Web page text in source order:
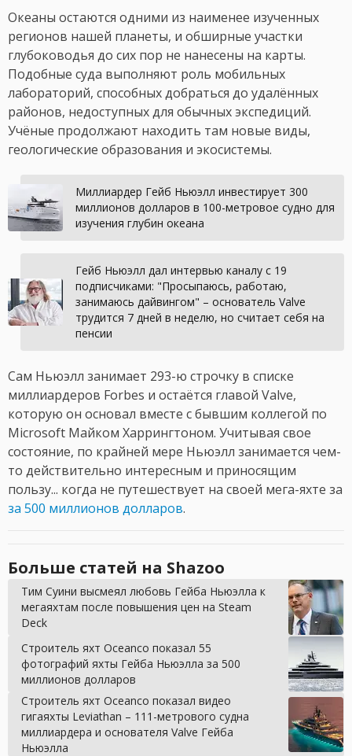
Океаны остаются одними из наименее изученных
регионов нашей планеты, и обширные участки
глубоководья до сих пор не нанесены на карты.
Подобные суда выполняют роль мобильных
лабораторий, способных добраться до удалённых
районов, недоступных для обычных экспедиций.
Учёные продолжают находить там новые виды,
геологические образования и экосистемы.
Миллиардер Гейб Ньюэлл инвестирует 300
миллионов долларов в 100-метровое судно для
изучения глубин океана
Гейб Ньюэлл дал интервью каналу с 19
подписчиками: "Просыпаюсь, работаю,
занимаюсь дайвингом" – основатель Valve
трудится 7 дней в неделю, но считает себя на
пенсии
Сам Ньюэлл занимает 293-ю строчку в списке
миллиардеров Forbes и остаётся главой Valve,
которую он основал вместе с бывшим коллегой по
Microsoft Майком Харрингтоном. Учитывая свое
состояние, по крайней мере Ньюэлл занимается чем-
то действительно интересным и приносящим
пользу... когда не путешествует на своей мега-яхте за
за 500 миллионов долларов.
Больше статей на Shazoo
Тим Суини высмеял любовь Гейба Ньюэлла к
мегаяхтам после повышения цен на Steam
Deck
Строитель яхт Oceanco показал 55
фотографий яхты Гейба Ньюэлла за 500
миллионов долларов
Строитель яхт Oceanco показал видео
гигаяхты Leviathan – 111-метрового судна
миллиардера и основателя Valve Гейба
Ньюэлла